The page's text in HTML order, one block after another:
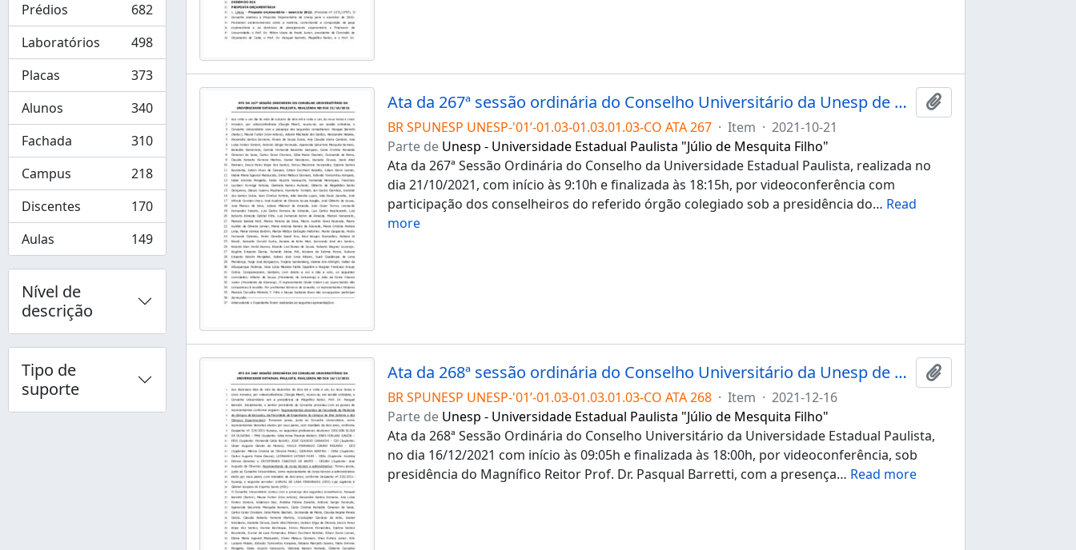
Prédios
, 682 resultados
682
Laboratórios
, 498 resultados
498
Placas
, 373 resultados
373
Alunos
, 340 resultados
340
Fachada
, 310 resultados
310
Campus
, 218 resultados
218
Discentes
, 170 resultados
170
Aulas
, 149 resultados 149
Nível de
descrição
Tipo de
suporte
Ata da 267ª sessão ordinária do Conselho Universitário da Unesp de 21/10/2021
Adicionar à área de
BR SPUNESP UNESP-'01’-01.03-01.03.01.03-CO ATA 267 · Item · 2021-10-21
Parte de Unesp - Universidade Estadual Paulista "Júlio de Mesquita Filho"
Ata da 267ª Sessão Ordinária do Conselho da Universidade Estadual Paulista, realizada no
dia 21/10/2021, com início às 9:10h e finalizada às 18:15h, por videoconferência com
participação dos conselheiros do referido órgão colegiado sob a presidência do… Read
more
Ata da 268ª sessão ordinária do Conselho Universitário da Unesp de 16/12/2021
Adicionar à área de
BR SPUNESP UNESP-'01’-01.03-01.03.01.03-CO ATA 268 · Item · 2021-12-16
Parte de Unesp - Universidade Estadual Paulista "Júlio de Mesquita Filho"
Ata da 268ª Sessão Ordinária do Conselho Universitário da Universidade Estadual Paulista,
no dia 16/12/2021 com início às 09:05h e finalizada às 18:00h, por videoconferência, sob
presidência do Magnífico Reitor Prof. Dr. Pasqual Barretti, com a presença… Read more